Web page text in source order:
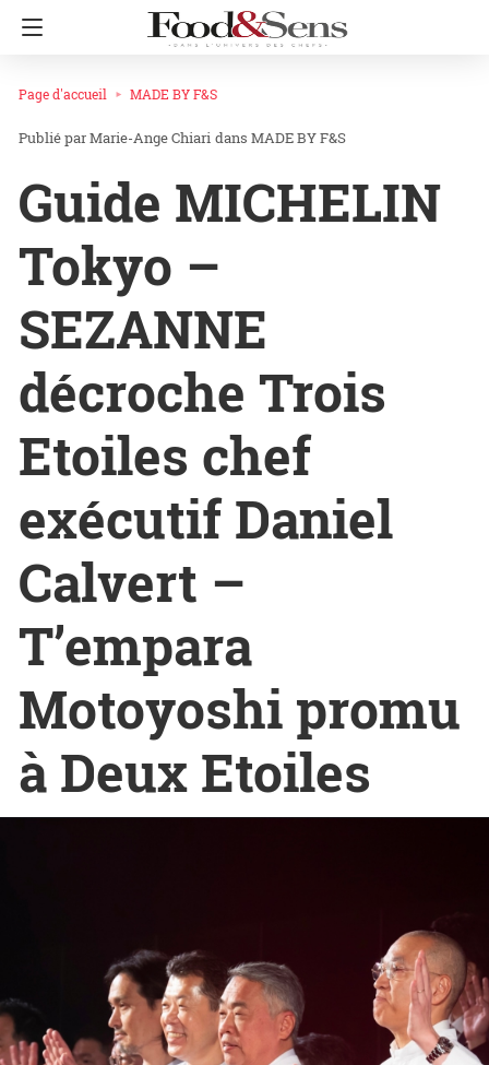
Page d'accueil MADE BY F&S
Marie-Ange Chiari dans MADE BY F&S
Guide MICHELIN
Tokyo –
SEZANNE
décroche Trois
Etoiles chef
exécutif Daniel
Calvert –
T’empara
Motoyoshi promu
à Deux Etoiles